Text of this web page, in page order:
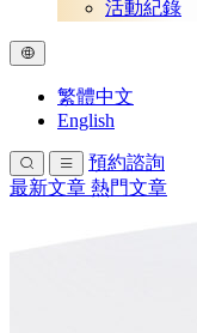
活動紀錄
繁體中文
English
預約諮詢
最新文章 熱門文章